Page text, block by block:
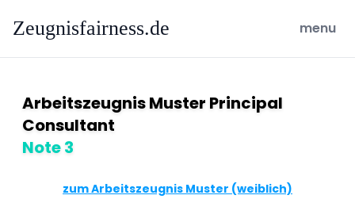
Zeugnisfairness.de open
menu
Arbeitszeugnis Muster Principal
Consultant
Note 3
zum Arbeitszeugnis Muster (weiblich)